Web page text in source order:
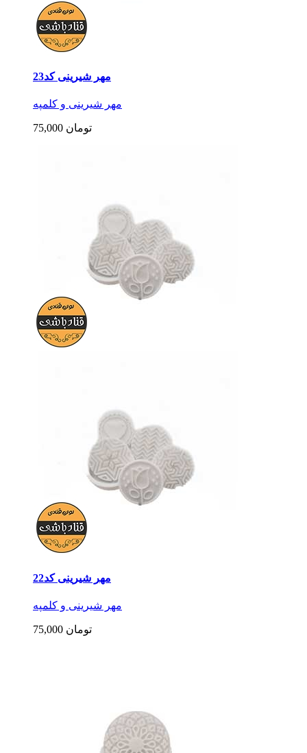
مهر شیرینی کد23
مهر شیرینی و کلمپه
75,000 تومان
مهر شیرینی کد22
مهر شیرینی و کلمپه
75,000 تومان